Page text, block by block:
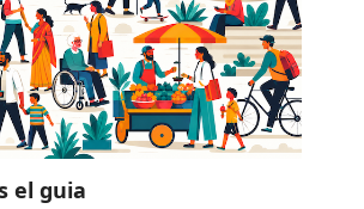
el guia